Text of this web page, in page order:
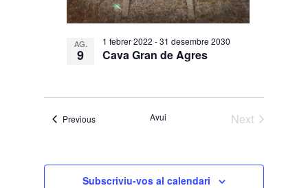
AG.
9 Cava Gran de Agres
1 febrer 2022 -31 desembre 2030
PreviousEsdevenimentsAvui
Next
Subscriviu-vos al calendari